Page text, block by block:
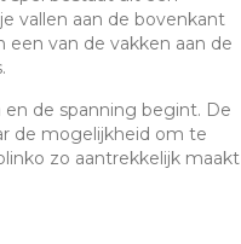
vallen aan de bovenkant
van de vakken aan de
de spanning begint. De
de mogelijkheid om te
zo aantrekkelijk maakt